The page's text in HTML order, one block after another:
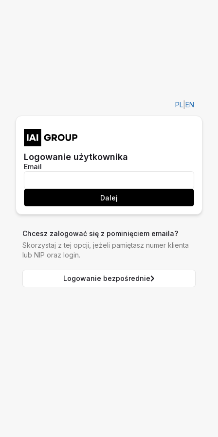
PL EN
Logowanie użytkownika
Email
Dalej
Chcesz zalogować się z pominięciem emaila?
Skorzystaj z tej opcji, jeżeli pamiętasz numer klienta
lub NIP oraz login.
Logowanie bezpośrednie